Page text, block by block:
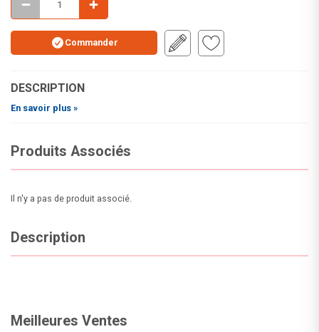
Commander
DESCRIPTION
En savoir plus »
Produits Associés
Il n'y a pas de produit associé.
Description
Meilleures Ventes